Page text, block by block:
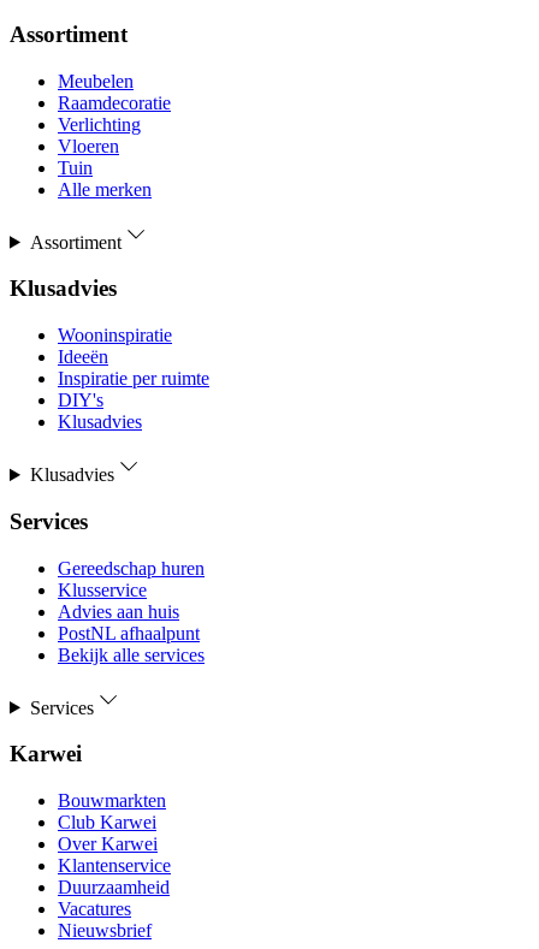
Assortiment
Meubelen
Raamdecoratie
Verlichting
Vloeren
Tuin
Alle merken
Assortiment
Klusadvies
Wooninspiratie
Ideeën
Inspiratie per ruimte
DIY's
Klusadvies
Klusadvies
Services
Gereedschap huren
Klusservice
Advies aan huis
PostNL afhaalpunt
Bekijk alle services
Services
Karwei
Bouwmarkten
Club Karwei
Over Karwei
Klantenservice
Duurzaamheid
Vacatures
Nieuwsbrief